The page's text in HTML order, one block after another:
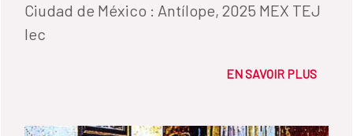
Ciudad de México : Antílope, 2025 MEX TEJ
lec
EN SAVOIR PLUS